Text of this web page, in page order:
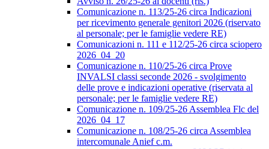
Comunicazione n. 113/25-26 circa Indicazioni
per ricevimento generale genitori 2026 (riservato
al personale; per le famiglie vedere RE)
Comunicazioni n. 111 e 112/25-26 circa sciopero
2026_04_20
Comunicazione n. 110/25-26 circa Prove
INVALSI classi seconde 2026 - svolgimento
delle prove e indicazioni operative (riservata al
personale; per le famiglie vedere RE)
Comunicazione n. 109/25-26 Assemblea Flc del
2026_04_17
Comunicazione n. 108/25-26 circa Assemblea
intercomunale Anief c.m.